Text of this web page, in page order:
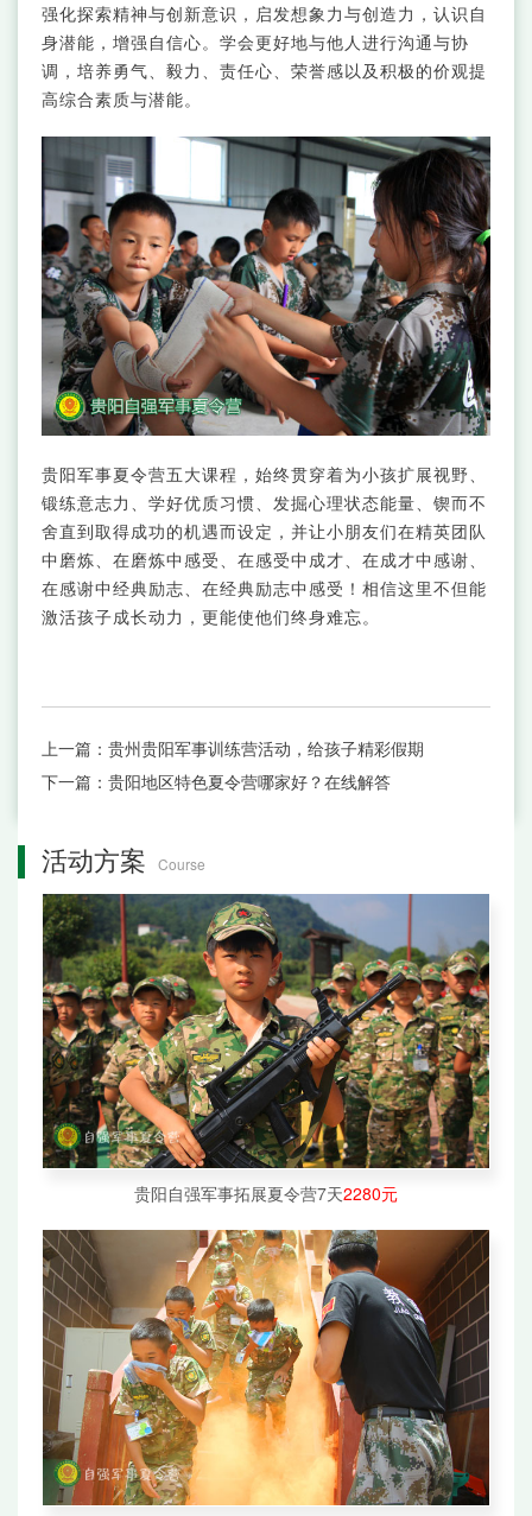
强化探索精神与创新意识，启发想象力与创造力，认识自
身潜能，增强自信心。学会更好地与他人进行沟通与协
调，培养勇气、毅力、责任心、荣誉感以及积极的价观提
高综合素质与潜能。
贵阳军事夏令营五大课程，始终贯穿着为小孩扩展视野、
锻练意志力、学好优质习惯、发掘心理状态能量、锲而不
舍直到取得成功的机遇而设定，并让小朋友们在精英团队
中磨炼、在磨炼中感受、在感受中成才、在成才中感谢、
在感谢中经典励志、在经典励志中感受！相信这里不但能
激活孩子成长动力，更能使他们终身难忘。
上一篇： 贵州贵阳军事训练营活动，给孩子精彩假期
下一篇： 贵阳地区特色夏令营哪家好？在线解答
活动方案 Course
贵阳自强军事拓展夏令营7天2280元